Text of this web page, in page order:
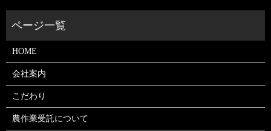
HOME
会社案内
こだわり
農作業受託について